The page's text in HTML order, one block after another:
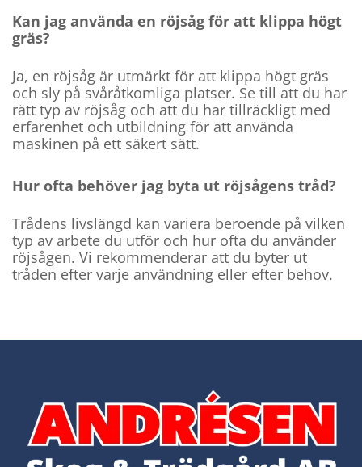
Kan jag använda en röjsåg för att klippa högt
gräs?
Ja, en röjsåg är utmärkt för att klippa högt gräs
och sly på svåråtkomliga platser. Se till att du har
rätt typ av röjsåg och att du har tillräckligt med
erfarenhet och utbildning för att använda
maskinen på ett säkert sätt.
Hur ofta behöver jag byta ut röjsågens tråd?
Trådens livslängd kan variera beroende på vilken
typ av arbete du utför och hur ofta du använder
röjsågen. Vi rekommenderar att du byter ut
tråden efter varje användning eller efter behov.